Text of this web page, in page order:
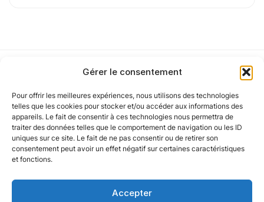
Gérer le consentement
Pour offrir les meilleures expériences, nous utilisons des technologies
telles que les cookies pour stocker et/ou accéder aux informations des
appareils. Le fait de consentir à ces technologies nous permettra de
traiter des données telles que le comportement de navigation ou les ID
uniques sur ce site. Le fait de ne pas consentir ou de retirer son
consentement peut avoir un effet négatif sur certaines caractéristiques
et fonctions.
Accepter
Cet article a été partiellement rédigé à l’aide d’une intelligence artificielle et
vérifié par un auteur humain.
Notre politique
Nos agences
Nos autres marques